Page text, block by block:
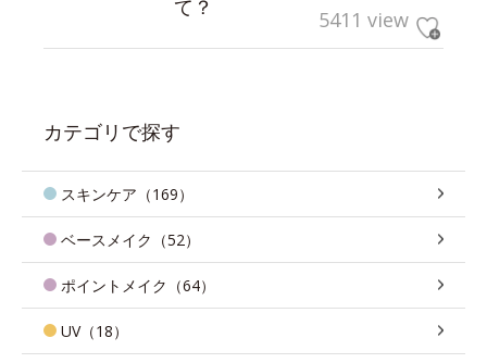
て？ 5411 view
カテゴリで探す
スキンケア（169）
ベースメイク（52）
ポイントメイク（64）
UV（18）